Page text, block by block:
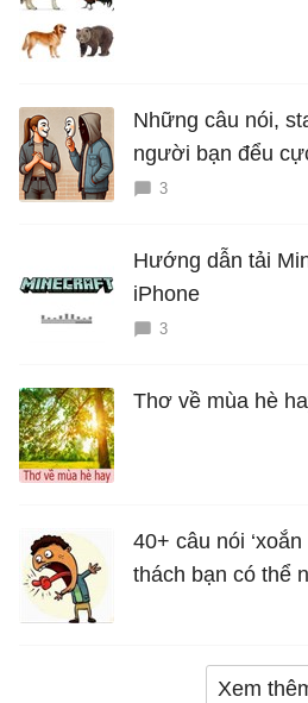
Những câu nói,
người bạn đểu
3
Hướng dẫn tải
iPhone
3
Thơ về mùa hè
40+ câu nói
thách bạn có thể
Xem